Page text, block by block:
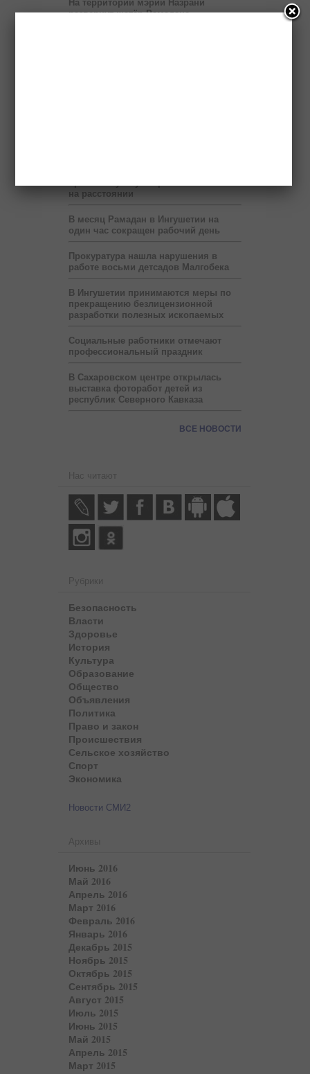
На территории мэрии Назрани
развернут шатёр Рамадана
на расстоянии
В месяц Рамадан в Ингушетии на
один час сокращен рабочий день
Прокуратура нашла нарушения в
работе восьми детсадов Малгобека
В Ингушетии принимаются меры по
прекращению безлицензионной
разработки полезных ископаемых
Социальные работники отмечают
профессиональный праздник
В Сахаровском центре открылась
выставка фоторабот детей из
республик Северного Кавказа
ВСЕ НОВОСТИ
Нас читают
Рубрики
Безопасность
Власти
Здоровье
История
Культура
Образование
Общество
Объявления
Политика
Право и закон
Происшествия
Сельское хозяйство
Спорт
Экономика
Новости СМИ2
Архивы
Июнь 2016
Май 2016
Апрель 2016
Март 2016
Февраль 2016
Январь 2016
Декабрь 2015
Ноябрь 2015
Октябрь 2015
Сентябрь 2015
Август 2015
Июль 2015
Июнь 2015
Май 2015
Апрель 2015
Март 2015